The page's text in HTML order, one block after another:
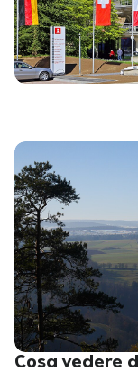
Cosa vedere